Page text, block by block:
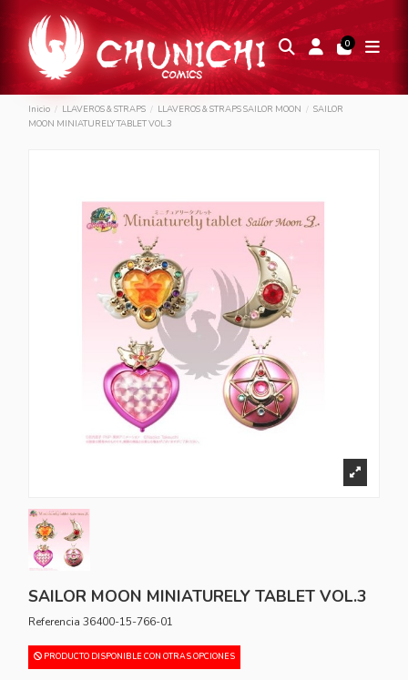
0
Inicio LLAVEROS & STRAPS LLAVEROS & STRAPS SAILOR MOON
SAILOR
MOON MINIATURELY TABLET VOL.3
SAILOR MOON MINIATURELY TABLET VOL.3
Referencia 36400-15-766-01
PRODUCTO DISPONIBLE CON OTRAS OPCIONES